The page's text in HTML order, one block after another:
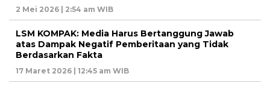
2 Mei 2026 | 2:54 am WIB
LSM KOMPAK: Media Harus Bertanggung Jawab
atas Dampak Negatif Pemberitaan yang Tidak
Berdasarkan Fakta
17 Maret 2026 | 12:45 am WIB